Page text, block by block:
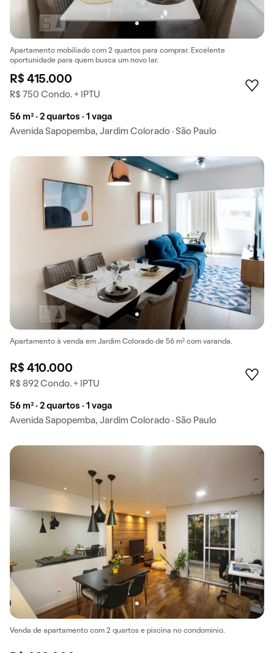
Apartamento mobiliado com 2 quartos para comprar. Excelente
oportunidade para quem busca um novo lar.
R$ 415.000
R$ 750 Condo. + IPTU
56 m² · 2 quartos · 1 vaga
Avenida Sapopemba, Jardim Colorado · São Paulo
Apartamento à venda em Jardim Colorado de 56 m² com varanda.
R$ 410.000
R$ 892 Condo. + IPTU
56 m² · 2 quartos · 1 vaga
Avenida Sapopemba, Jardim Colorado · São Paulo
Venda de apartamento com 2 quartos e piscina no condomínio.